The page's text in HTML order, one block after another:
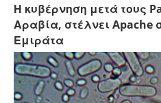
Η κυβέρνηση μετά τους
Αραβία, στέλνει
Εμιράτα